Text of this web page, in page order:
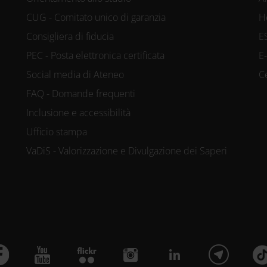
per personalizzare contenuti ed
media e per analizzare il nostro
informazioni sul modo in cui utilizzi il
si occupano di analisi dei dati web,
dal tuo utilizzo dei loro servizi.
CUG - Comitato unico di garanzia
Consigliera di fiducia
PEC - Posta elettronica certificata
Social media di Ateneo
FAQ - Domande frequenti
Inclusione e accessibilità
Ufficio stampa
VaDiS - Valorizzazione e Divulgazione dei Saperi